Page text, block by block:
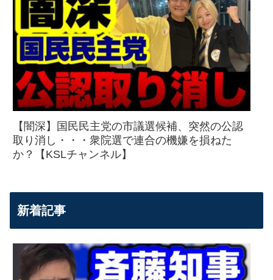
【闇深】国民民主党の市議選候補、突然の公認
取り消し・・・衆院選で連合の機嫌を損ねた
か？【KSLチャンネル】
新着記事